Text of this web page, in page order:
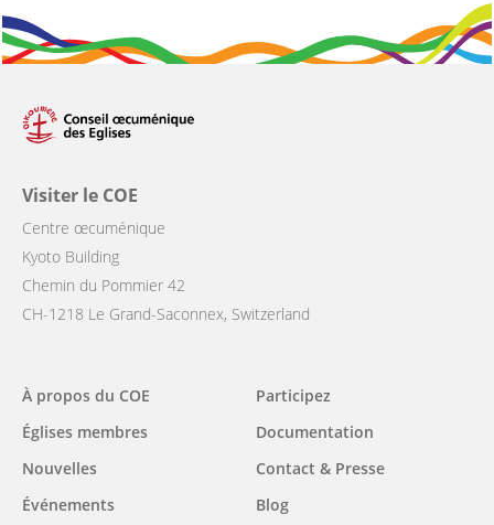
Visiter le COE
Centre œcuménique
Kyoto Building
Chemin du Pommier 42
CH-1218 Le Grand-Saconnex, Switzerland
Main
navigation
À propos du COE
Églises membres
Nouvelles
Événements
Participez
Documentation
Contact & Presse
Blog